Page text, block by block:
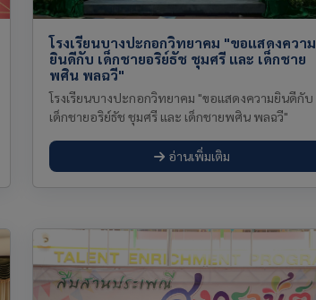
โรงเรียนบางปะกอกวิทยาคม "ขอแสดงความ
ยินดีกับ เด็กชายอริย์ธัช ชุมศรี และ เด็กชาย
พศิน พลฉวี"
โรงเรียนบางปะกอกวิทยาคม "ขอแสดงความยินดีกับ
เด็กชายอริย์ธัช ชุมศรี และ เด็กชายพศิน พลฉวี"
อ่านเพิ่มเติม